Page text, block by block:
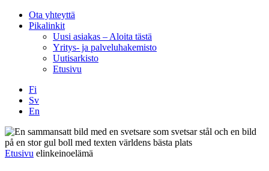
Ota yhteyttä
Pikalinkit
Uusi asiakas – Aloita tästä
Yritys- ja palveluhakemisto
Uutisarkisto
Etusivu
Fi
Sv
En
Facebook
Instagram
LinkedIN
YouTube
Etusivu elinkeinoelämä